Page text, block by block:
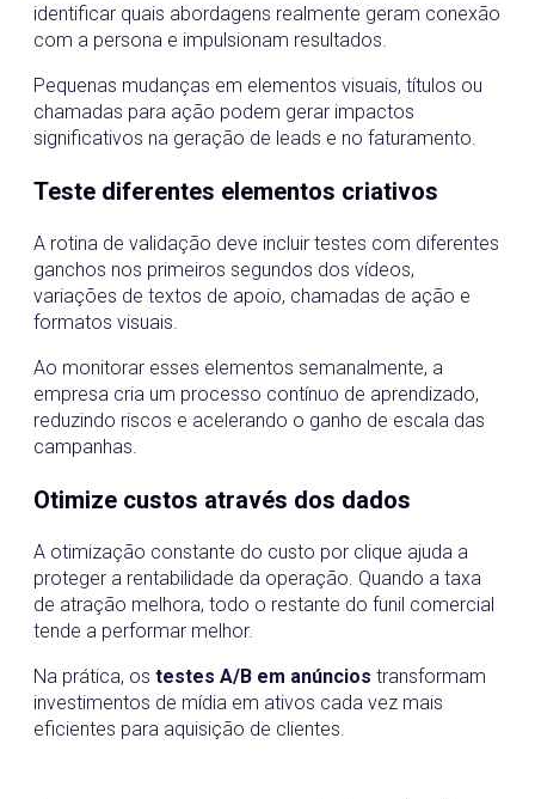
identificar quais abordagens realmente geram conexão
com a persona e impulsionam resultados.
Pequenas mudanças em elementos visuais, títulos ou
chamadas para ação podem gerar impactos
significativos na geração de leads e no faturamento.
Teste diferentes elementos criativos
A rotina de validação deve incluir testes com diferentes
ganchos nos primeiros segundos dos vídeos,
variações de textos de apoio, chamadas de ação e
formatos visuais.
Ao monitorar esses elementos semanalmente, a
empresa cria um processo contínuo de aprendizado,
reduzindo riscos e acelerando o ganho de escala das
campanhas.
Otimize custos através dos dados
A otimização constante do custo por clique ajuda a
proteger a rentabilidade da operação. Quando a taxa
de atração melhora, todo o restante do funil comercial
tende a performar melhor.
Na prática, os testes A/B em anúncios transformam
investimentos de mídia em ativos cada vez mais
eficientes para aquisição de clientes.